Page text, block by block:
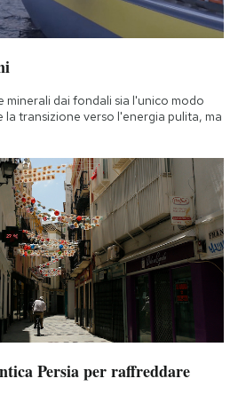
minerali dai fondali sia l'unico modo
la transizione verso l'energia pulita, ma
Persia per raffreddare